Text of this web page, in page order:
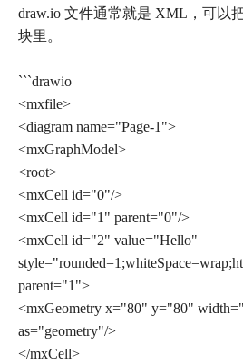
draw.io 文件通常就是 XML，可以
块里。
```drawio
<mxfile>
<diagram name="Page-1">
<mxGraphModel>
<root>
<mxCell id="0"/>
<mxCell id="1" parent="0"/>
<mxCell id="2" value="Hello"
parent="1">
<mxGeometry x="80" y="80"
as="geometry"/>
</mxCell>